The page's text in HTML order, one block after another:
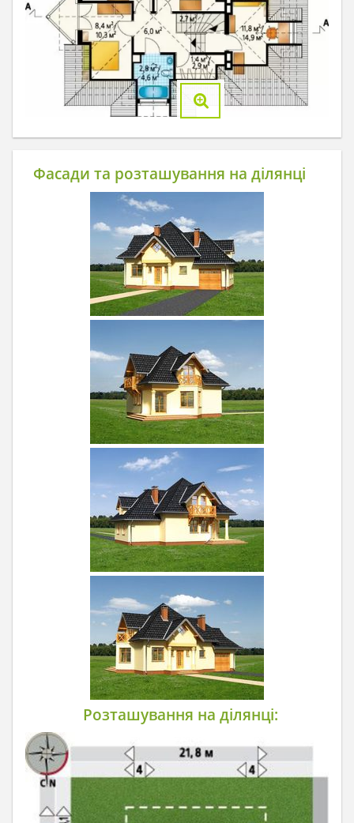
Фасади та розташування на ділянці
Розташування на ділянці: